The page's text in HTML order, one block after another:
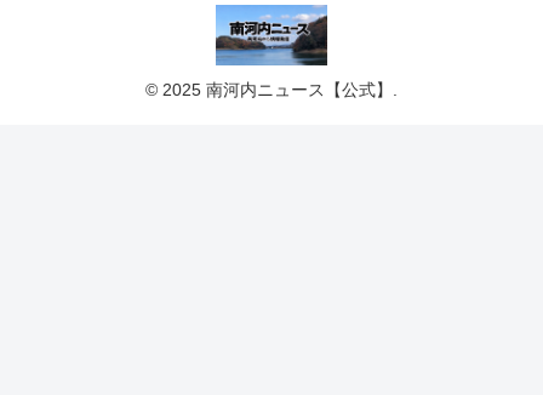
© 2025 南河内ニュース【公式】.